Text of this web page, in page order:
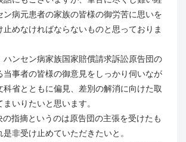
ン病元患者の家族の皆様の御労苦に思いを
めなければならないものと思っておりま
ハンセン病家族国家賠償請求訴訟原告団の
当事者の皆様の御意見をしっかり伺いなが
科省とともに偏見、差別の解消に向けた取
いりたいと思います。
指摘というのは原告団の主張を受けたも
非受け止めていただきたいと。